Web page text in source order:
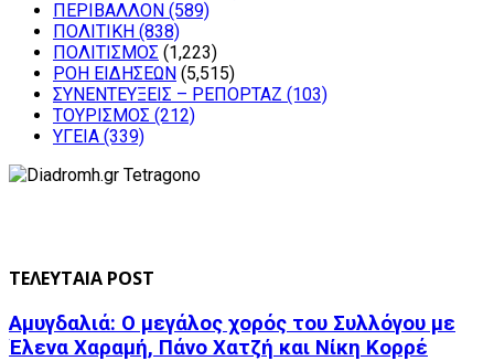
ΠΕΡΙΒΑΛΛΟΝ (589)
ΠΟΛΙΤΙΚΗ (838)
ΠΟΛΙΤΙΣΜΟΣ (1,223)
ΡΟΗ ΕΙΔΗΣΕΩΝ (5,515)
ΣΥΝΕΝΤΕΥΞΕΙΣ – ΡΕΠΟΡΤΑΖ (103)
ΤΟΥΡΙΣΜΟΣ (212)
ΥΓΕΙΑ (339)
ΤΕΛΕΥΤΑΙΑ POST
Αμυγδαλιά: Ο μεγάλος χορός του Συλλόγου με
Έλενα Χαραμή, Πάνο Χατζή και Νίκη Κορρέ